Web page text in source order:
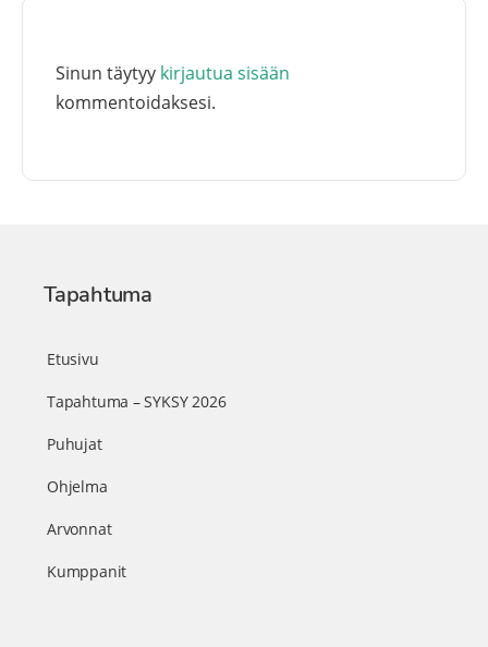
Sinun täytyy kirjautua sisään
kommentoidaksesi.
Tapahtuma
Etusivu
Tapahtuma – SYKSY 2026
Puhujat
Ohjelma
Arvonnat
Kumppanit